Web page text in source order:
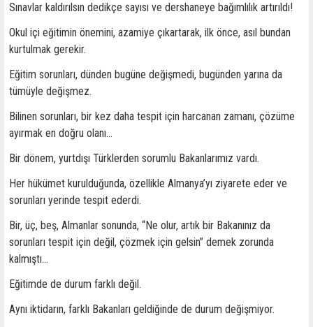
Sınavlar kaldırılsın dedikçe sayısı ve dershaneye bağımlılık artırıldı!
Okul içi eğitimin önemini, azamiye çıkartarak, ilk önce, asıl bundan
kurtulmak gerekir.
Eğitim sorunları, dünden bugüne değişmedi, bugünden yarına da
tümüyle değişmez.
Bilinen sorunları, bir kez daha tespit için harcanan zamanı, çözüme
ayırmak en doğru olanı…
Bir dönem, yurtdışı Türklerden sorumlu Bakanlarımız vardı.
Her hükümet kurulduğunda, özellikle Almanya’yı ziyarete eder ve
sorunları yerinde tespit ederdi.
Bir, üç, beş, Almanlar sonunda, “Ne olur, artık bir Bakanınız da
sorunları tespit için değil, çözmek için gelsin” demek zorunda
kalmıştı…
Eğitimde de durum farklı değil.
Aynı iktidarın, farklı Bakanları geldiğinde de durum değişmiyor.